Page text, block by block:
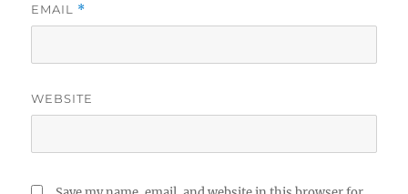
EMAIL *
WEBSITE